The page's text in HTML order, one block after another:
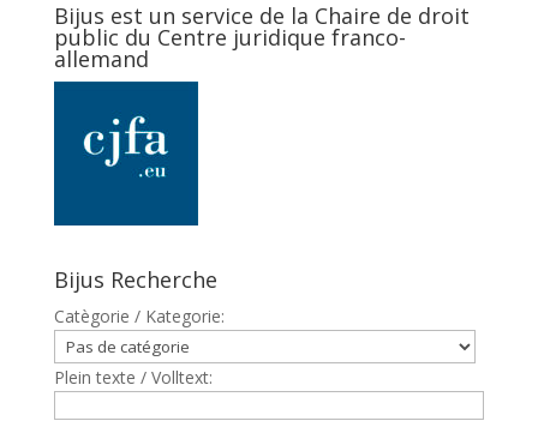
Bijus est un service de la Chaire de droit
public du Centre juridique franco-
allemand
Bijus Recherche
Catègorie / Kategorie:
Plein texte / Volltext: